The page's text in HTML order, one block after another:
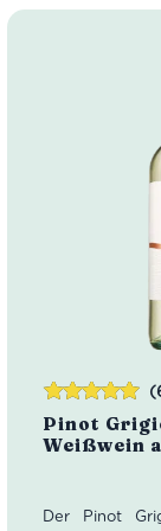
Pinot
Weißwein
Der Pinot
Bewertet
mit5.00 von
5